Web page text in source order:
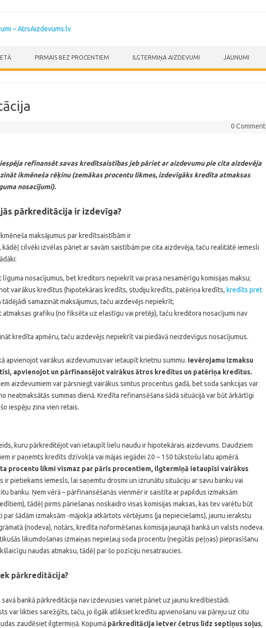
PIRMAIS BEZ PROCENTIEM ILGTERMIŅA AIZDEVUMI JAUNUMI
0 Comment
refinansēt savas kredītsaistības jeb pāriet ar aizdevumu pie cita aizdevēja
ikmēneša rēķinu (zemākas procentu likmes, izdevīgāks kredīta atmaksas
nosacījumi).
pārkreditācija ir izdevīga?
maksājumus par kredītsaistībām ir
kādēļ cilvēki izvēlas pāriet ar savām saistībām pie cita aizdevēja, taču realitātē iemesli
līguma nosacījumus, bet kreditors nepiekrīt vai prasa nesamērīgu komisijas maksu;
vairākus kredītus (hipotekārais kredīts, studiju kredīts, patēriņa kredīts, kredīts pret
tādējādi samazināt maksājumus, taču aizdevējs nepiekrīt;
atmaksas grafiku (no fiksēta uz elastīgu vai pretēji), taču kreditora nosacījumi nav
kredīta apmēru, taču aizdevējs nepiekrīt vai piedāvā neizdevīgus nosacījumus.
apvienojot vairākus aizdevumusvair ietaupīt krietnu summu. Ievērojamu izmaksu
apvienojot un pārfinansējot vairākus ātros kredītus un patēriņa kredītus.
aizdevumiem var pārsniegt vairākus simtus procentus gadā, bet soda sankcijas var
neatmaksātās summas dienā. Kredīta refinansēšana šādā situācijā var būt ārkārtīgi
iespēju zina vien retais.
kuru pārkreditējot vari ietaupīt lielu naudu ir hipotekārais aizdevums. Daudziem
ir paņemts kredīts dzīvokļa vai mājas iegādei 20 – 150 tūkstošu latu apmērā.
procentu likmi vismaz par pāris procentiem, ilgtermiņā ietaupīsi vairākus
ir pietiekams iemesls, lai saņemtu drosmi un izrunātu situāciju ar savu banku vai
banku. Ņem vērā – pārfinansēšanās vienmēr ir saistīta ar papildus izmaksām
tādēļ pirms pāriešanas noskaidro visas komisijas maksas, kas tev varētu būt
par šādām izmaksām -mājokļa atkārtots vērtējums (ja nepieciešams), jaunu ierakstu
(nodeva), notārs, kredīta noformēšanas komisija jaunajā bankā un valsts nodeva.
likumdošanas izmaiņas nepieļauj soda procentu (negūtās peļņas) pieprasīšanu
naudas atmaksu, tādēļ par šo pozīciju nesatraucies.
pārkreditācija?
savā bankā pārkreditācija nav izdevusies variet pāriet uz jaunu kredītiestādi.
var likties sarežģīts, taču, jo ilgāk atliksiet kredītu apvienošanu vai pāreju uz citu
zaudēsiet ilgtermiņā. Kopumā pārkreditācija ietver četrus līdz septiņus soļus,